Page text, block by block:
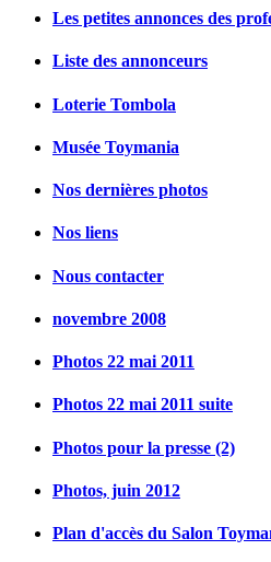
Les petites annonces des
Liste des annonceurs
Loterie Tombola
Musée Toymania
Nos dernières photos
Nos liens
Nous contacter
novembre 2008
Photos 22 mai 2011
Photos 22 mai 2011 suite
Photos pour la presse (2)
Photos, juin 2012
Plan d'accès du Salon